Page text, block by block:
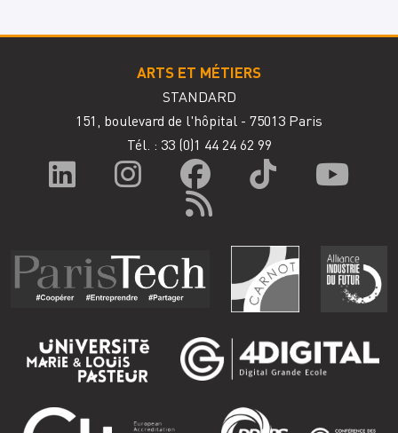
ARTS ET MÉTIERS
STANDARD
151, boulevard de l'hôpital - 75013 Paris
Tél. : 33 (0)1 44 24 62 99